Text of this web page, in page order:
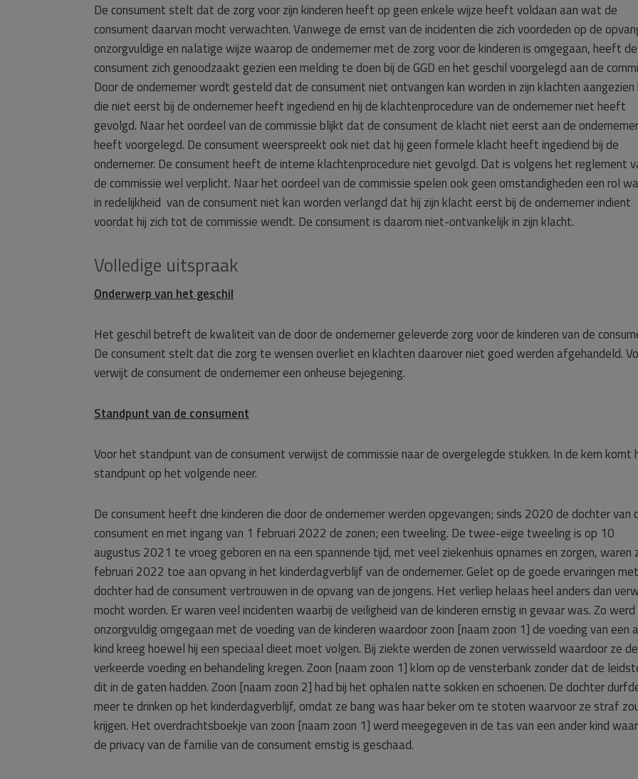
De consument stelt dat de zorg voor zijn kinderen heeft op geen enkele wijze heeft voldaan aan wat de
consument daarvan mocht verwachten. Vanwege de ernst van de incidenten die zich voordeden op de
onzorgvuldige en nalatige wijze waarop de ondernemer met de zorg voor de kinderen is omgegaan, heeft de
consument zich genoodzaakt gezien een melding te doen bij de GGD en het geschil voorgelegd aan de
Door de ondernemer wordt gesteld dat de consument niet ontvangen kan worden in zijn klachten aangezien
die niet eerst bij de ondernemer heeft ingediend en hij de klachtenprocedure van de ondernemer niet heeft
gevolgd. Naar het oordeel van de commissie blijkt dat de consument de klacht niet eerst aan de
heeft voorgelegd. De consument weerspreekt ook niet dat hij geen formele klacht heeft ingediend bij de
ondernemer. De consument heeft de interne klachtenprocedure niet gevolgd. Dat is volgens het reglement
de commissie wel verplicht. Naar het oordeel van de commissie spelen ook geen omstandigheden een rol
in redelijkheid van de consument niet kan worden verlangd dat hij zijn klacht eerst bij de ondernemer indient
voordat hij zich tot de commissie wendt. De consument is daarom niet-ontvankelijk in zijn klacht.
Volledige uitspraak
Onderwerp van het geschil
Het geschil betreft de kwaliteit van de door de ondernemer geleverde zorg voor de kinderen van de
De consument stelt dat die zorg te wensen overliet en klachten daarover niet goed werden afgehandeld.
verwijt de consument de ondernemer een onheuse bejegening.
Standpunt van de consument
Voor het standpunt van de consument verwijst de commissie naar de overgelegde stukken. In de kern komt
standpunt op het volgende neer.
De consument heeft drie kinderen die door de ondernemer werden opgevangen; sinds 2020 de dochter van
consument en met ingang van 1 februari 2022 de zonen; een tweeling. De twee-eiige tweeling is op 10
augustus 2021 te vroeg geboren en na een spannende tijd, met veel ziekenhuis opnames en zorgen, waren
februari 2022 toe aan opvang in het kinderdagverblijf van de ondernemer. Gelet op de goede ervaringen
dochter had de consument vertrouwen in de opvang van de jongens. Het verliep helaas heel anders dan
mocht worden. Er waren veel incidenten waarbij de veiligheid van de kinderen ernstig in gevaar was. Zo
onzorgvuldig omgegaan met de voeding van de kinderen waardoor zoon [naam zoon 1] de voeding van een
kind kreeg hoewel hij een speciaal dieet moet volgen. Bij ziekte werden de zonen verwisseld waardoor ze de
verkeerde voeding en behandeling kregen. Zoon [naam zoon 1] klom op de vensterbank zonder dat de
dit in de gaten hadden. Zoon [naam zoon 2] had bij het ophalen natte sokken en schoenen. De dochter
meer te drinken op het kinderdagverblijf, omdat ze bang was haar beker om te stoten waarvoor ze straf
krijgen. Het overdrachtsboekje van zoon [naam zoon 1] werd meegegeven in de tas van een ander kind
de privacy van de familie van de consument ernstig is geschaad.